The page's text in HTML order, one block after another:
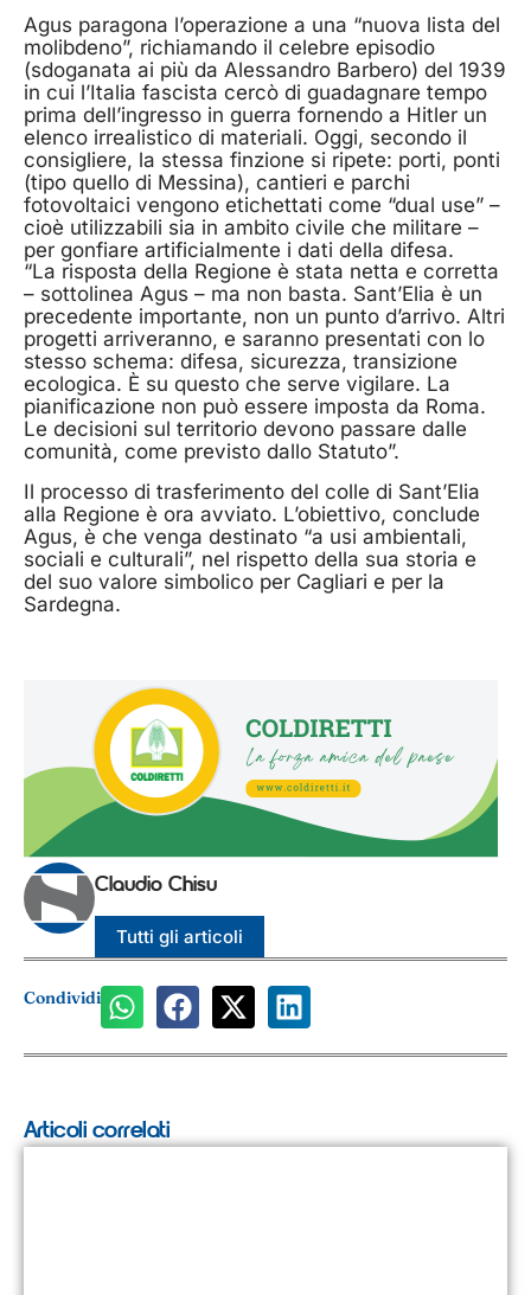
Agus paragona l’operazione a una “nuova lista del
molibdeno”, richiamando il celebre episodio
(sdoganata ai più da Alessandro Barbero) del 1939
in cui l’Italia fascista cercò di guadagnare tempo
prima dell’ingresso in guerra fornendo a Hitler un
elenco irrealistico di materiali. Oggi, secondo il
consigliere, la stessa finzione si ripete: porti, ponti
(tipo quello di Messina), cantieri e parchi
fotovoltaici vengono etichettati come “dual use” –
cioè utilizzabili sia in ambito civile che militare –
per gonfiare artificialmente i dati della difesa.
“La risposta della Regione è stata netta e corretta
– sottolinea Agus – ma non basta. Sant’Elia è un
precedente importante, non un punto d’arrivo. Altri
progetti arriveranno, e saranno presentati con lo
stesso schema: difesa, sicurezza, transizione
ecologica. È su questo che serve vigilare. La
pianificazione non può essere imposta da Roma.
Le decisioni sul territorio devono passare dalle
comunità, come previsto dallo Statuto”.
Il processo di trasferimento del colle di Sant’Elia
alla Regione è ora avviato. L’obiettivo, conclude
Agus, è che venga destinato “a usi ambientali,
sociali e culturali”, nel rispetto della sua storia e
del suo valore simbolico per Cagliari e per la
Sardegna.
Claudio Chisu
Tutti gli articoli
Condividi
Articoli correlati